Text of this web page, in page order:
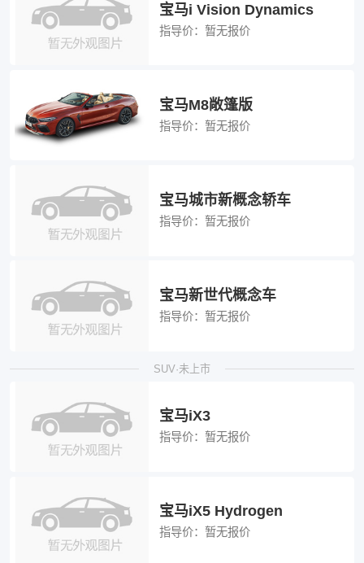
宝马i Vision Dynamics
指导价： 暂无报价
宝马M8敞篷版
指导价： 暂无报价
宝马城市新概念轿车
指导价： 暂无报价
宝马新世代概念车
指导价： 暂无报价
SUV·未上市
宝马iX3
指导价： 暂无报价
宝马iX5 Hydrogen
指导价： 暂无报价